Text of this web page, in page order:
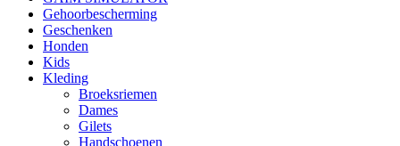
Gehoorbescherming
Geschenken
Honden
Kids
Kleding
Broeksriemen
Dames
Gilets
Handschoenen